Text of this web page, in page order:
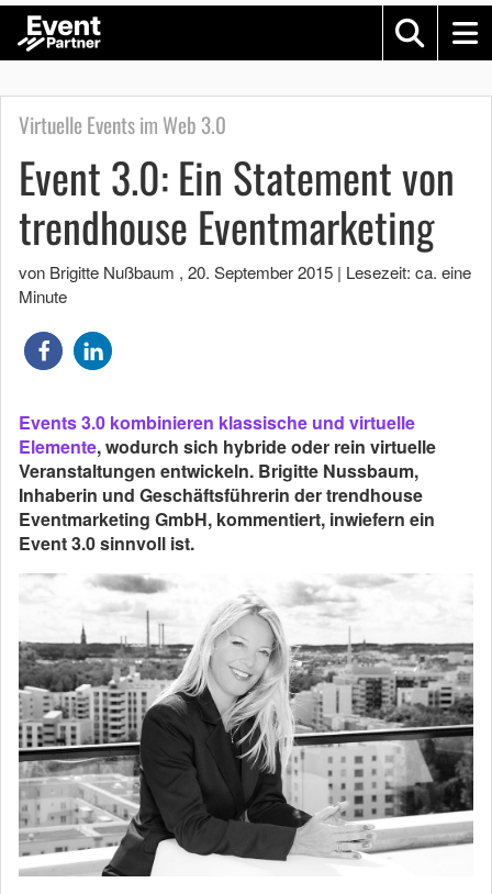
Virtuelle Events im Web 3.0
Event 3.0: Ein Statement von
trendhouse Eventmarketing
von Brigitte Nußbaum , 20. September 2015 | Lesezeit: ca. eine
Minute
Events 3.0 kombinieren klassische und virtuelle
Elemente, wodurch sich hybride oder rein virtuelle
Veranstaltungen entwickeln. Brigitte Nussbaum,
Inhaberin und Geschäftsführerin der trendhouse
Eventmarketing GmbH, kommentiert, inwiefern ein
Event 3.0 sinnvoll ist.